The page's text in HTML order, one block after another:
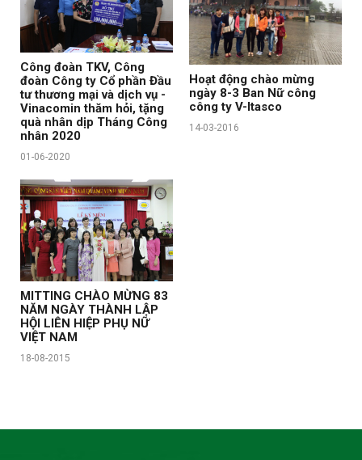
Công đoàn TKV, Công
đoàn Công ty Cổ phần Đầu
tư thương mại và dịch vụ -
Vinacomin thăm hỏi, tặng
quà nhân dịp Tháng Công
nhân 2020
01-06-2020
Hoạt động chào mừng
ngày 8-3 Ban Nữ công
công ty V-Itasco
14-03-2016
MITTING CHÀO MỪNG 83
NĂM NGÀY THÀNH LẬP
HỘI LIÊN HIỆP PHỤ NỮ
VIỆT NAM
18-08-2015